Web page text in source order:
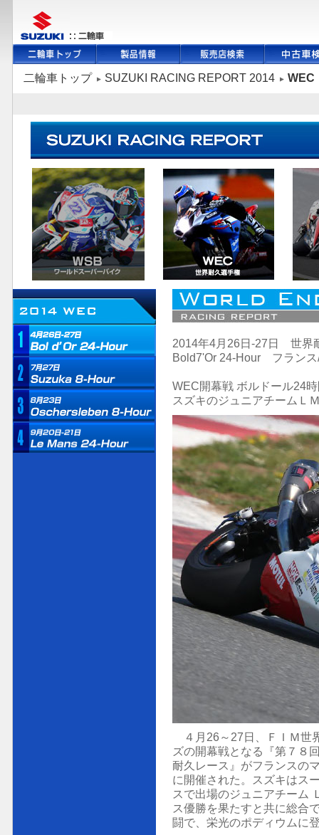
二輪車トップ SUZUKI RACING REPORT 2014 WEC
2014年4月26日-27日 世界
Bold7'Or 24-Hour フランス
WEC開幕戦 ボルドール24
スズキのジュニアチームＬ
４月26～27日、ＦＩＭ世
ズの開幕戦となる『第７８
耐久レース』がフランスの
に開催された。スズキはス
スで出場のジュニアチーム
ス優勝を果たすと共に総合
闘で、栄光のポディウムに